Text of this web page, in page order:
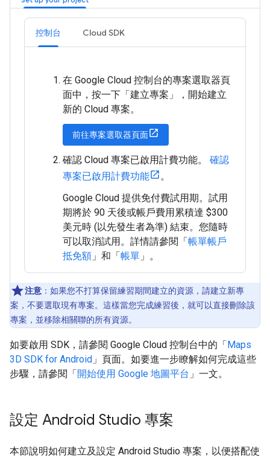
控制台 Cloud SDK
在 Google Cloud 控制台的專案選取器頁
面中，按一下「建立專案」
，開始建立
新的 Cloud 專案。
前往專案選取器頁面
確認 Cloud 專案已啟用計費功能。 確認
專案已啟用計費功能
。
Google Cloud 提供免付費試用期。試用
期將於 90 天後或帳戶費用累積達 $300
美元時 (以先發生者為準) 結束。您隨時
可以取消試用。詳情請參閱「帳單帳戶
抵免額 」和「帳單 」。
注意 ：如果您不打算保留練習期間建立的資源，請建立新專
案，不要選取現有專案。這樣當您完成練習後，就可以直接刪除該
專案，並移除相關聯的所有資源。
如要啟用 SDK，請參閱 Google Cloud 控制台中的「Maps
3D SDK for Android 」頁面。如要進一步瞭解如何完成這些
步驟，請參閱「開始使用 Google 地圖平台 」一文。
設定 Android Studio 專案
本節說明如何建立及設定 Android Studio 專案，以便搭配使